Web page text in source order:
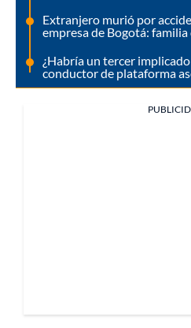
Extranjero murió por
empresa de Bogotá:
¿Habría un tercer
conductor de plataforma